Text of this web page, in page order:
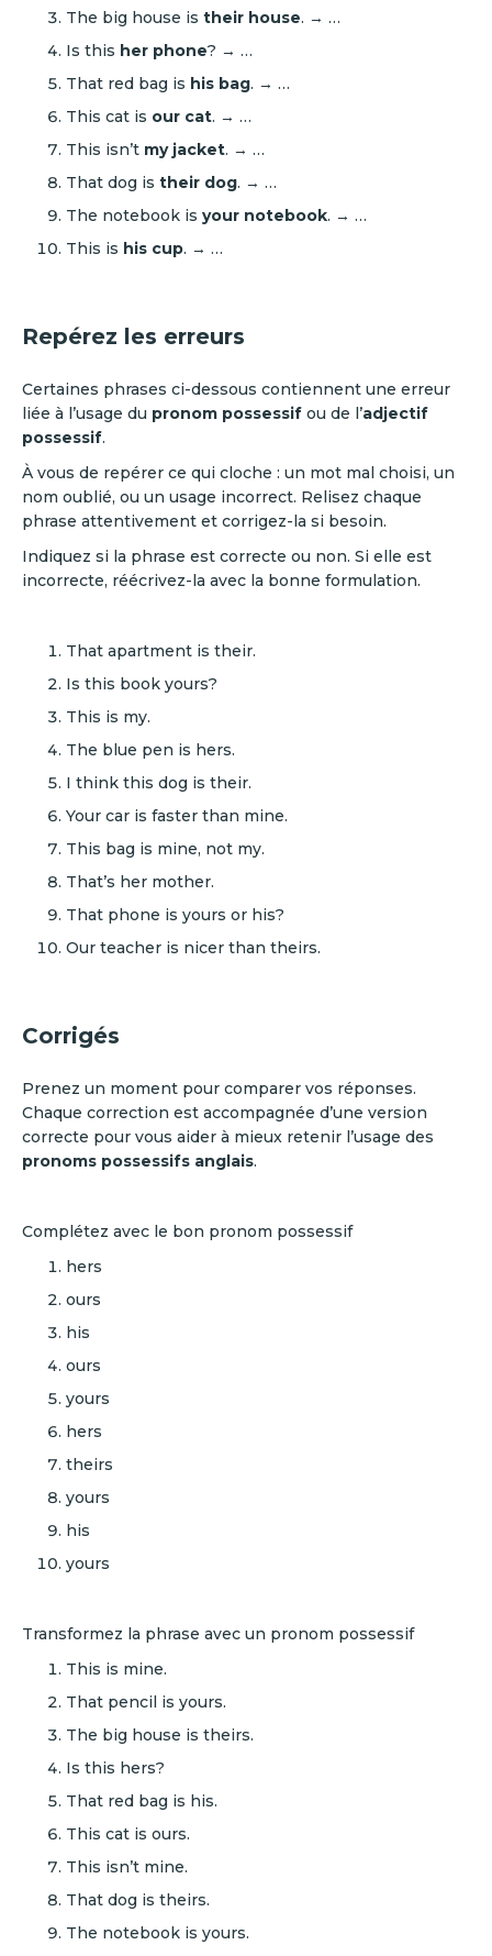
The big house is their house. → …
Is this her phone? → …
That red bag is his bag. → …
This cat is our cat. → …
This isn’t my jacket. → …
That dog is their dog. → …
The notebook is your notebook. → …
This is his cup. → …
Repérez les erreurs
Certaines phrases ci-dessous contiennent une erreur
liée à l’usage du pronom possessif ou de l’adjectif
possessif.
À vous de repérer ce qui cloche : un mot mal choisi, un
nom oublié, ou un usage incorrect. Relisez chaque
phrase attentivement et corrigez-la si besoin.
Indiquez si la phrase est correcte ou non. Si elle est
incorrecte, réécrivez-la avec la bonne formulation.
That apartment is their.
Is this book yours?
This is my.
The blue pen is hers.
I think this dog is their.
Your car is faster than mine.
This bag is mine, not my.
That’s her mother.
That phone is yours or his?
Our teacher is nicer than theirs.
Corrigés
Prenez un moment pour comparer vos réponses.
Chaque correction est accompagnée d’une version
correcte pour vous aider à mieux retenir l’usage des
pronoms possessifs anglais.
Complétez avec le bon pronom possessif
hers
ours
his
ours
yours
hers
theirs
yours
his
yours
Transformez la phrase avec un pronom possessif
This is mine.
That pencil is yours.
The big house is theirs.
Is this hers?
That red bag is his.
This cat is ours.
This isn’t mine.
That dog is theirs.
The notebook is yours.